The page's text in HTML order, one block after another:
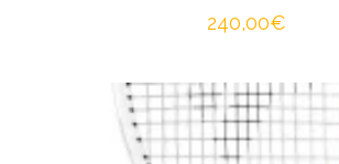
240,00€